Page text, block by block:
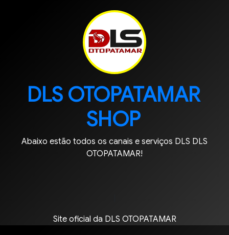
DLS OTOPATAMAR
SHOP
Abaixo estão todos os canais e serviços DLS DLS
OTOPATAMAR!
Site oficial da DLS OTOPATAMAR